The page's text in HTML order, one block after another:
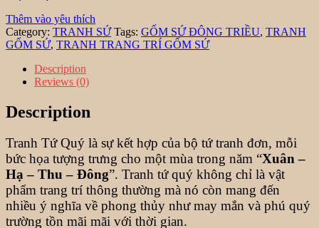
Thêm vào yêu thích
Category: TRANH SỨ Tags: GỐM SỨ ĐÔNG TRIỀU, TRANH
GỐM SỨ, TRANH TRANG TRÍ GỐM SỨ
Description
Reviews (0)
Description
Tranh Tứ Quý là sự kết hợp của bộ tứ tranh đơn, mỗi
bức họa tượng trưng cho một mùa trong năm “Xuân –
Hạ – Thu – Đông”. Tranh tứ quý không chỉ là vật
phẩm trang trí thông thường mà nó còn mang đến
nhiều ý nghĩa về phong thủy như may mắn và phú quý
trường tồn mãi mãi với thời gian.